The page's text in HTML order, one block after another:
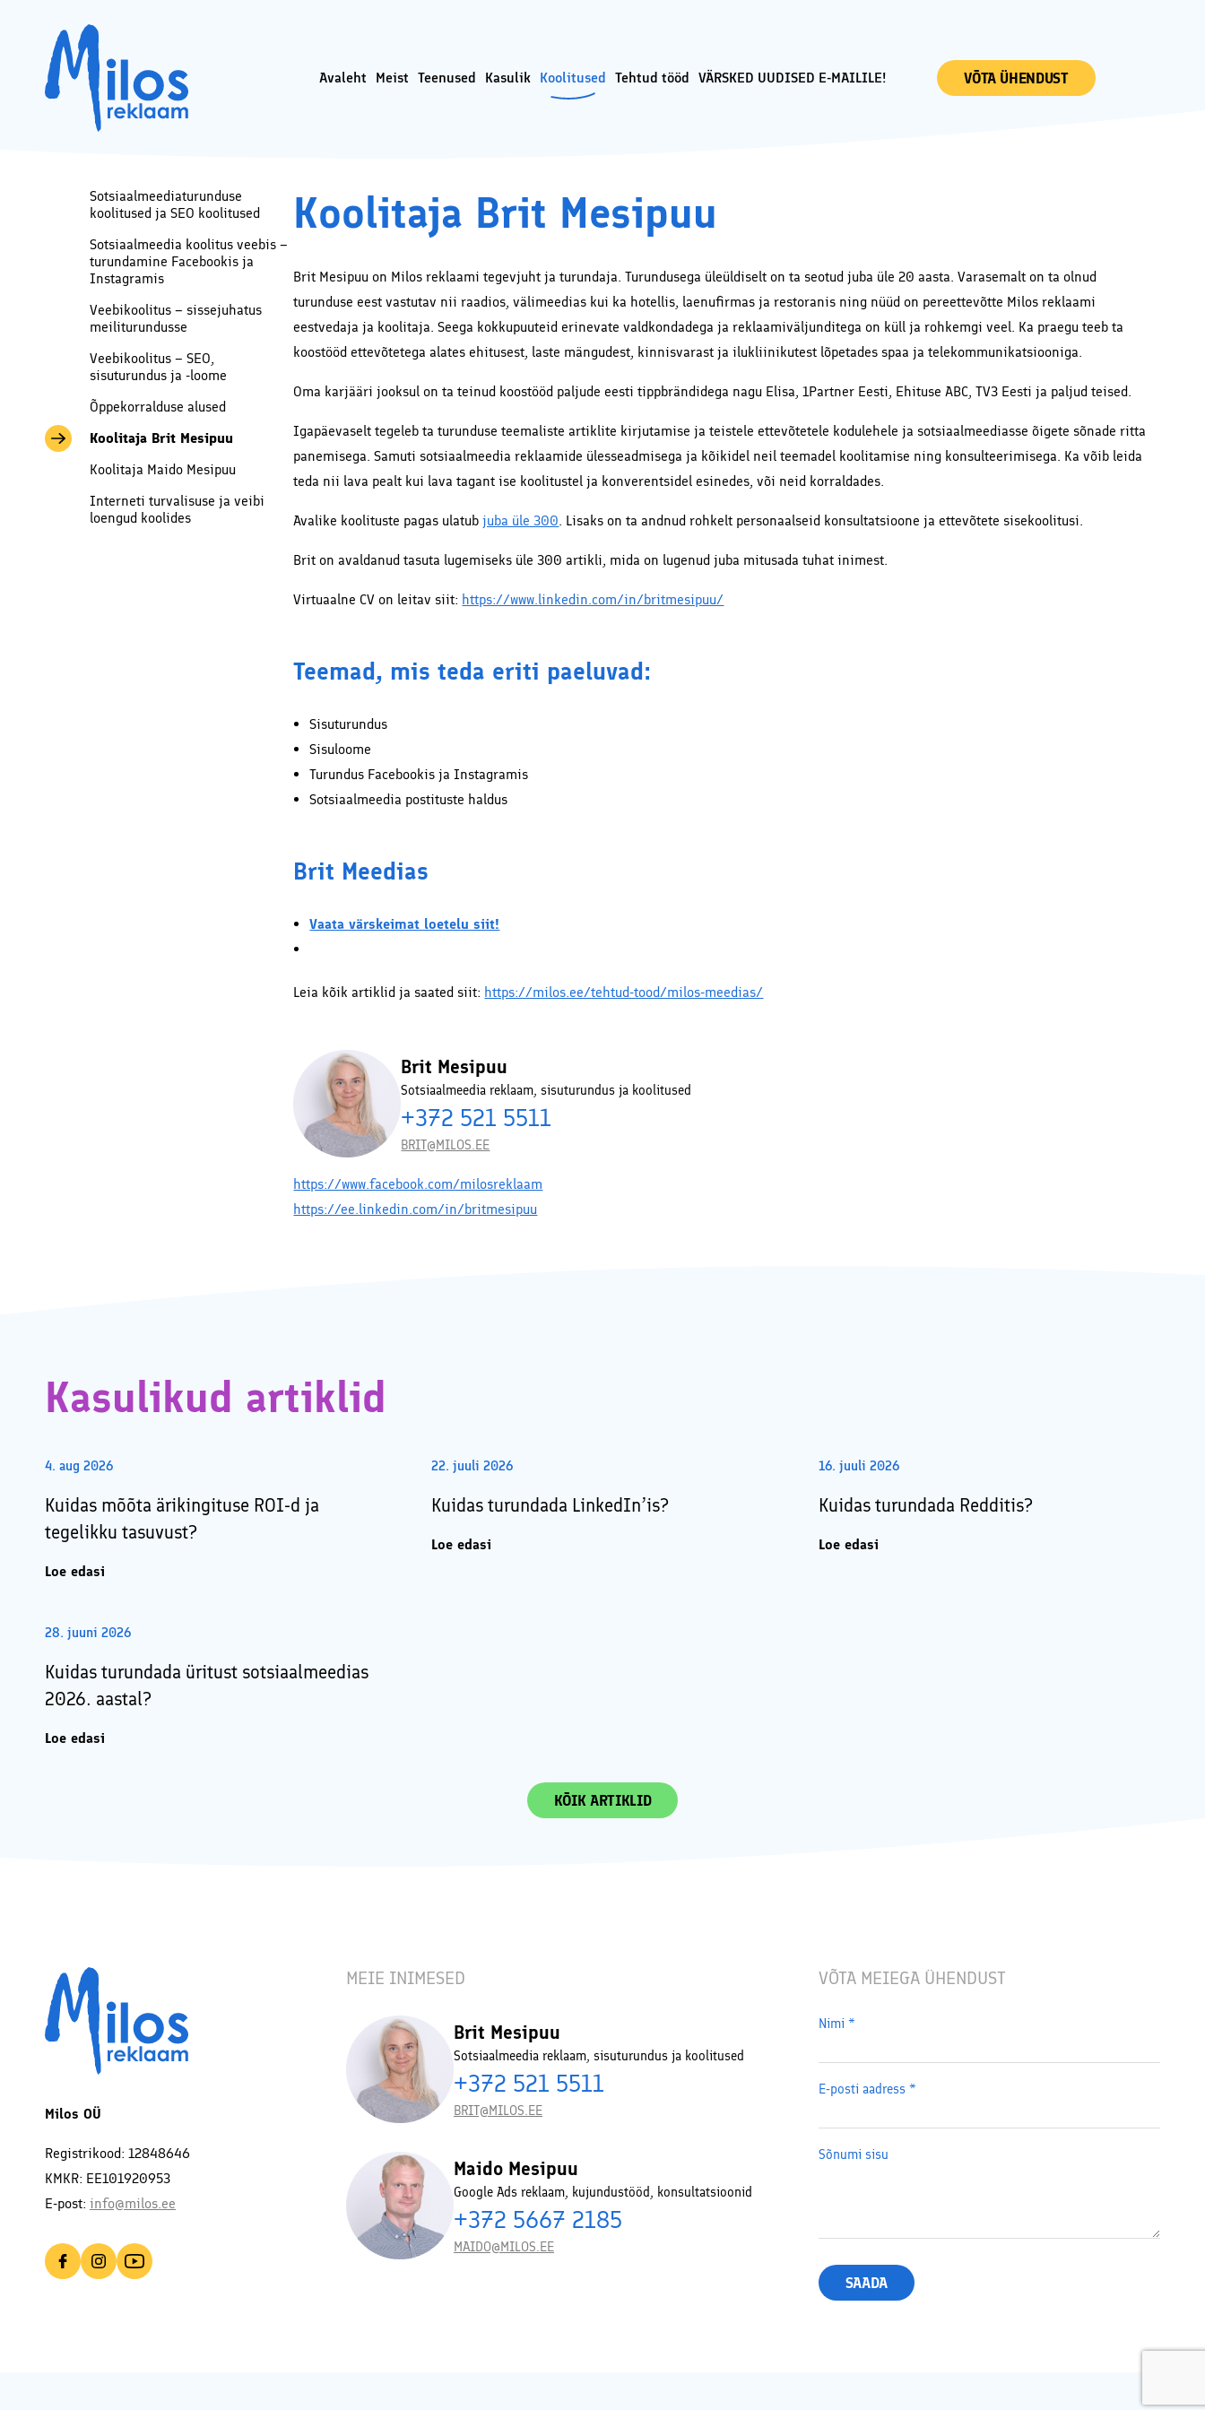
Avaleht Meist Teenused
Kodulehtede tegemine ja tehniline
optimeerimine
Sisuturundus ja sisuloome
Google Ads reklaami haldamine ja
konsultatsioonid
Interneti turvalisuse ja veibi loengud
Lisateenused läbi koostööpartnerite
koostööpartneritelt!
Kasulik Koolitused
Instagramis
Veebikoolitus – sissejuhatus
meiliturundusse
Koolitaja Maido Mesipuu
Interneti turvalisuse ja veibi loengud
Tehtud tööd VÄRSKED UUDISED E-MAILILE! VÕTA ÜHENDUST
Koolitaja Brit Mesipuu
Brit Mesipuu on Milos reklaami tegevjuht ja turundaja. Turundusega üleüldiselt on ta seotud juba üle 20 aasta. Varasemalt on ta olnud
turunduse eest vastutav nii raadios, välimeedias kui ka hotellis, laenufirmas ja restoranis ning nüüd on pereettevõtte Milos reklaami
eestvedaja ja koolitaja. Seega kokkupuuteid erinevate valdkondadega ja reklaamiväljunditega on küll ja rohkemgi veel. Ka praegu teeb ta
koostööd ettevõtetega alates ehitusest, laste mängudest, kinnisvarast ja ilukliinikutest lõpetades spaa ja telekommunikatsiooniga.
Oma karjääri jooksul on ta teinud koostööd paljude eesti tippbrändidega nagu Elisa, 1Partner Eesti, Ehituse ABC, TV3 Eesti ja paljud teised.
Igapäevaselt tegeleb ta turunduse teemaliste artiklite kirjutamise ja teistele ettevõtetele kodulehele ja sotsiaalmeediasse õigete sõnade ritta
panemisega. Samuti sotsiaalmeedia reklaamide ülesseadmisega ja kõikidel neil teemadel koolitamise ning konsulteerimisega. Ka võib leida
teda nii lava pealt kui lava tagant ise koolitustel ja konverentsidel esinedes, või neid korraldades.
Avalike koolituste pagas ulatubjuba üle 300. Lisaks on ta andnud rohkelt personaalseid konsultatsioone ja ettevõtete sisekoolitusi.
Brit on avaldanud tasuta lugemiseks üle 300 artikli, mida on lugenud juba mitusada tuhat inimest.
Virtuaalne CV on leitav siit: https://www.linkedin.com/in/britmesipuu/
Teemad, mis teda eriti paeluvad:
Sisuturundus
Sisuloome
Turundus Facebookis ja Instagramis
Sotsiaalmeedia postituste haldus
Brit Meedias
Vaata värskeimat loetelu siit!
Leia kõik artiklid ja saated siit: https://milos.ee/tehtud-tood/milos-meedias/
Brit Mesipuu
Sotsiaalmeedia reklaam, sisuturundus ja koolitused
+372 521 5511
BRIT@MILOS.EE
https://www.facebook.com/milosreklaam
https://ee.linkedin.com/in/britmesipuu
Sotsiaalmeediaturunduse
koolitused ja SEO koolitused
Sotsiaalmeedia koolitus veebis –
turundamine Facebookis ja
Instagramis
Veebikoolitus – sissejuhatus
meiliturundusse
Veebikoolitus – SEO,
sisuturundus ja -loome
Õppekorralduse alused
Koolitaja Brit Mesipuu
Koolitaja Maido Mesipuu
Interneti turvalisuse ja veibi
loengud koolides
Kasulikud artiklid
4. aug 2026
Kuidas mõõta ärikingituse ROI-d ja
tegelikku tasuvust?
Loe edasi
22. juuli 2026
Kuidas turundada LinkedIn’is?
Loe edasi
16. juuli 2026
Kuidas turundada Redditis?
Loe edasi
28. juuni 2026
Kuidas turundada üritust sotsiaalmeedias
2026. aastal?
Loe edasi
KÕIK ARTIKLID
Milos OÜ
Registrikood: 12848646
KMKR: EE101920953
E-post: info@milos.ee
MEIE INIMESED
Brit Mesipuu
Sotsiaalmeedia reklaam, sisuturundus ja koolitused
+372 521 5511
BRIT@MILOS.EE
Maido Mesipuu
Google Ads reklaam, kujundustööd, konsultatsioonid
+372 5667 2185
MAIDO@MILOS.EE
VÕTA MEIEGA ÜHENDUST
Nimi *
E-posti aadress *
Sõnumi sisu
SAADA